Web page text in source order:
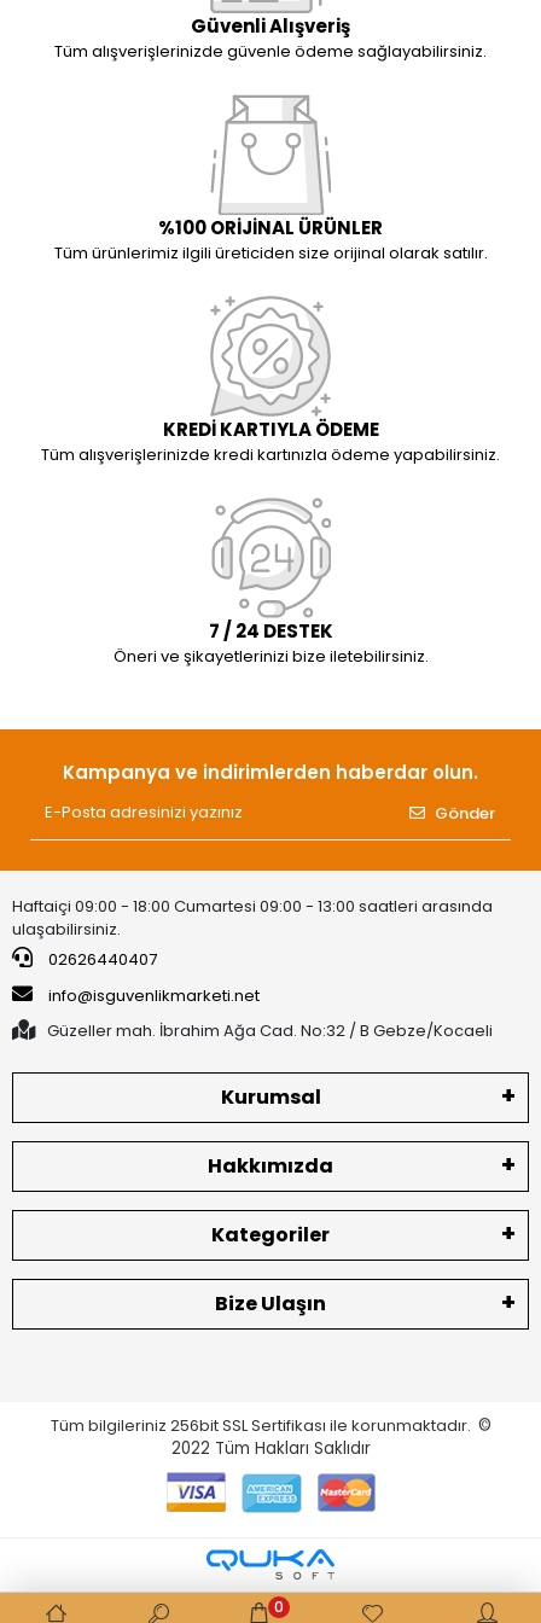
Güvenli Alışveriş
Tüm alışverişlerinizde güvenle ödeme sağlayabilirsiniz.
%100 ORİJİNAL ÜRÜNLER
Tüm ürünlerimiz ilgili üreticiden size orijinal olarak satılır.
KREDİ KARTIYLA ÖDEME
Tüm alışverişlerinizde kredi kartınızla ödeme yapabilirsiniz.
7 / 24 DESTEK
Öneri ve şikayetlerinizi bize iletebilirsiniz.
Kampanya ve indirimlerden haberdar olun.
Gönder
Haftaiçi 09:00 - 18:00 Cumartesi 09:00 - 13:00 saatleri arasında
ulaşabilirsiniz.
02626440407
info@isguvenlikmarketi.net
Güzeller mah. İbrahim Ağa Cad. No:32 / B Gebze/Kocaeli
Kurumsal
Hakkımızda
Kategoriler
Bize Ulaşın
Tüm bilgileriniz 256bit SSL Sertifikası ile korunmaktadır. ©
2022 Tüm Hakları Saklıdır
0